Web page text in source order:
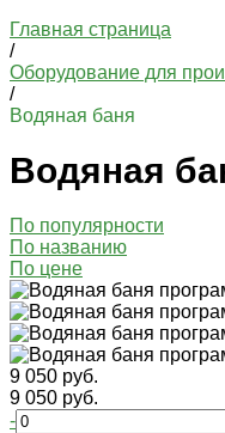
Главная страница
/
Оборудование для
/
Водяная баня
Водяная
По популярности
По названию
По цене
9 050 руб.
9 050 руб.
-